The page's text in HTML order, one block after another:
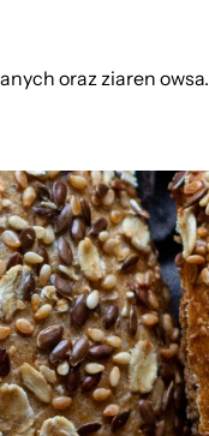
oraz ziaren owsa.